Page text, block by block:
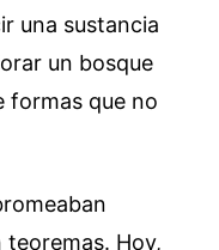
una sustancia
un bosque
formas que no
Hoy,